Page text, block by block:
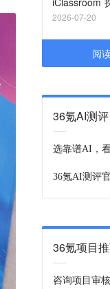
堂
2026-07-20
阅
36氪AI测评
选靠谱AI，
36氪AI测评
36氪项目
咨询项目审